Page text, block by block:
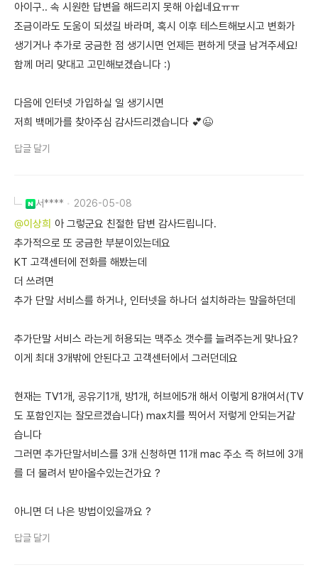
아이구.. 속 시원한 답변을 해드리지 못해 아쉽네요ㅠㅠ
조금이라도 도움이 되셨길 바라며, 혹시 이후 테스트해보시고 변화가
생기거나 추가로 궁금한 점 생기시면 언제든 편하게 댓글 남겨주세요!
함께 머리 맞대고 고민해보겠습니다 :)
다음에 인터넷 가입하실 일 생기시면
저희 백메가를 찾아주심 감사드리겠습니다 💕😉
답글 달기
서**** 2026-05-08
@이상희 아 그렇군요 친절한 답변 감사드립니다.
추가적으로 또 궁금한 부분이있는데요
KT 고객센터에 전화를 해봤는데
더 쓰려면
추가 단말 서비스를 하거나, 인터넷을 하나더 설치하라는 말을하던데
추가단말 서비스 라는게 허용되는 맥주소 갯수를 늘려주는게 맞나요?
이게 최대 3개밖에 안된다고 고객센터에서 그러던데요
현재는 TV1개, 공유기1개, 방1개, 허브에5개 해서 이렇게 8개여서(TV
도 포함인지는 잘모르겠습니다) max치를 찍어서 저렇게 안되는거같
습니다
그러면 추가단말서비스를 3개 신청하면 11개 mac 주소 즉 허브에 3개
를 더 물려서 받아올수있는건가요 ?
아니면 더 나은 방법이있을까요 ?
답글 달기